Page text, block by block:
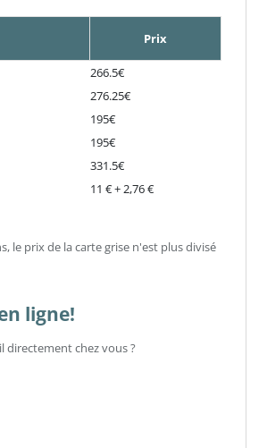
Prix
266.5€
276.25€
195€
195€
331.5€
11 € + 2,76 €
le prix de la carte grise n'est plus divisé
ligne!
directement chez vous ?